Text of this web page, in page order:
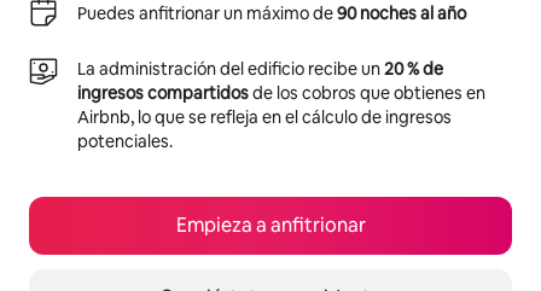
Puedes anfitrionar un máximo de90 noches al año
La administración del edificio recibe un20 % de
ingresos compartidosde los cobros que obtienes en
Airbnb, lo que se refleja en el cálculo de ingresos
potenciales.
Empieza a anfitrionar